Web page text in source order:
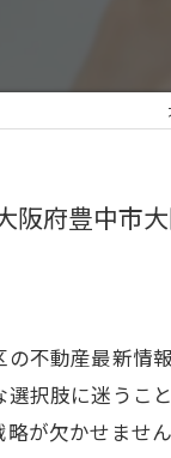
阪府豊中市
不動産最新情
択肢に迷うこ
略が欠かせませ